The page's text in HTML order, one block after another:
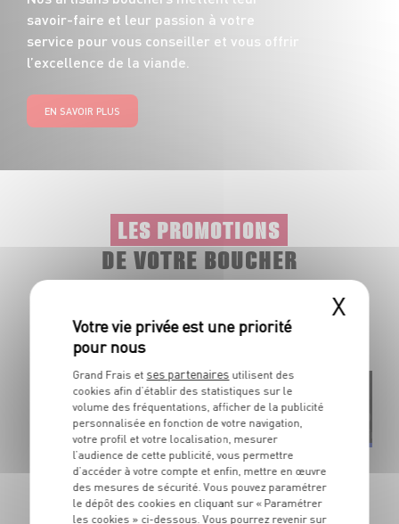
savoir-faire et leur passion à votre
service pour vous conseiller et vous offrir
l’excellence de la viande.
EN SAVOIR PLUS
LES PROMOTIONS
DE VOTRE BOUCHER
Profitez au mieux de nos viandes et plats préparés, grâce
à nos offres promotionnelles disponibles toute l’année.
Plateau exotique
Brochettes de saucisses Antillaises, Indiennes et merguez
Dans la limite des stocks disponibles
X
Grand Frais et ses partenaires utilisent des
cookies afin d’établir des statistiques sur le
volume des fréquentations, afficher de la publicité
personnalisée en fonction de votre navigation,
votre profil et votre localisation, mesurer
l’audience de cette publicité, vous permettre
d’accéder à votre compte et enfin, mettre en œuvre
des mesures de sécurité. Vous pouvez paramétrer
le dépôt des cookies en cliquant sur « Paramétrer
les cookies » ci-dessous. Vous pourrez revenir sur